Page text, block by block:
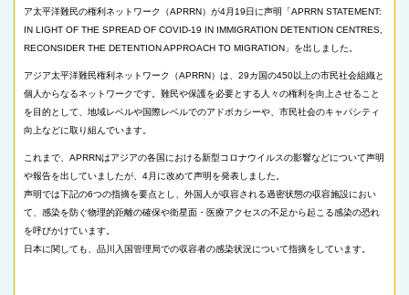
ア太平洋難民の権利ネットワーク（APRRN）が4月19日に声明「APRRN STATEMENT:
IN LIGHT OF THE SPREAD OF COVID-19 IN IMMIGRATION DETENTION CENTRES,
RECONSIDER THE DETENTION APPROACH TO MIGRATION」を出しました。
アジア太平洋難民権利ネットワーク（APRRN）は、29カ国の450以上の市民社会組織と
個人からなるネットワークです。難民や保護を必要とする人々の権利を向上させること
を目的として、地域レベルや国際レベルでのアドボカシーや、市民社会のキャパシティ
向上などに取り組んでいます。
これまで、APRRNはアジアの各国における新型コロナウイルスの影響などについて声明
や報告を出していましたが、4月に改めて声明を発表しました。
声明では下記の6つの指摘を要点とし、外国人が収容される過密状態の収容施設におい
て、感染を防ぐ物理的距離の確保や衛星面・医療アクセスの不足から起こる感染の恐れ
を呼びかけています。
日本に関しても、品川入国管理局での収容者の感染状況について指摘をしています。